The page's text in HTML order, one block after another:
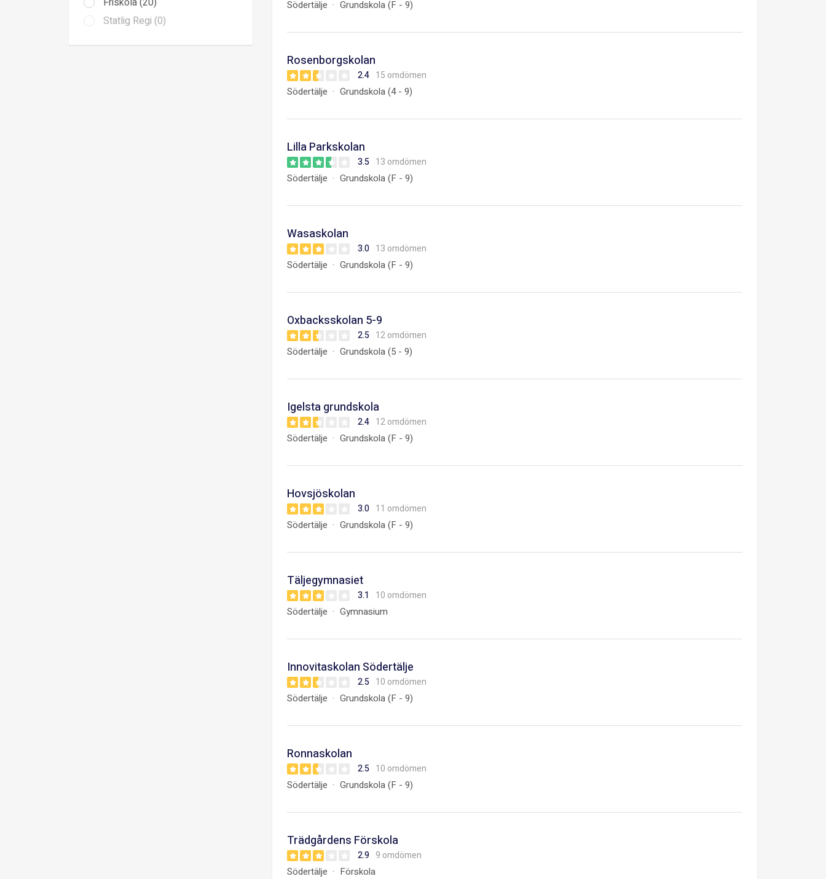
Statlig Regi (0)
Södertälje Grundskola (F - 9)
Rosenborgskolan
2.4 15 omdömen
Södertälje Grundskola (4 - 9)
Lilla Parkskolan
3.5 13 omdömen
Södertälje Grundskola (F - 9)
Wasaskolan
3.0 13 omdömen
Södertälje Grundskola (F - 9)
Oxbacksskolan 5-9
2.5 12 omdömen
Södertälje Grundskola (5 - 9)
Igelsta grundskola
2.4 12 omdömen
Södertälje Grundskola (F - 9)
Hovsjöskolan
3.0 11 omdömen
Södertälje Grundskola (F - 9)
Täljegymnasiet
3.1 10 omdömen
Södertälje Gymnasium
Innovitaskolan Södertälje
2.5 10 omdömen
Södertälje Grundskola (F - 9)
Ronnaskolan
2.5 10 omdömen
Södertälje Grundskola (F - 9)
Trädgårdens Förskola
2.9 9 omdömen
Södertälje Förskola